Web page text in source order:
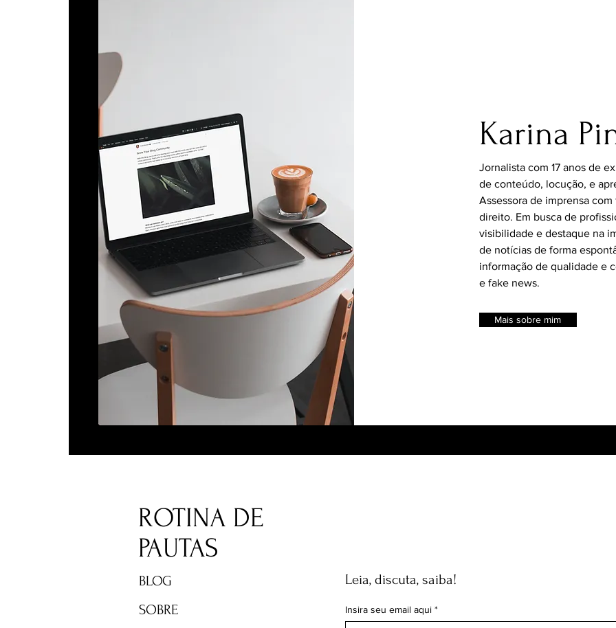
Karina
Jornalista com 17 anos de
de conteúdo, locução, e
Assessora de imprensa
direito. Em busca de
visibilidade e destaque na
de notícias de forma
informação de qualidade e
e fake news.
Mais sobre mim
ROTINA DE
PAUTAS
BLOG
SOBRE
Leia, discuta, saiba!
Insira seu email aqui